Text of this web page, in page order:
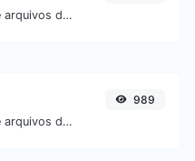
Converta facilmente arquivos de imagem WEBP para ICO.
Converta facilmente arquivos de imagem JPG para WEBP.
989